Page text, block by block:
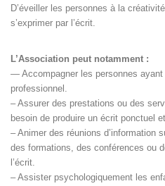
D’éveiller les personnes à la
s’exprimer par l’écrit.
L’Association peut notamment :
— Accompagner les personnes ayant
professionnel.
– Assurer des prestations ou des
besoin de produire un écrit ponctuel
– Animer des réunions d’information
des formations, des conférences ou
l’écrit.
– Assister psychologiquement les